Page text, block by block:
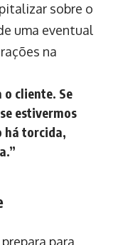
sobre o
uma eventual
na
cliente. Se
estivermos
há torcida,
para